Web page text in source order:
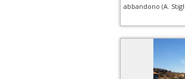
abbandono (A.